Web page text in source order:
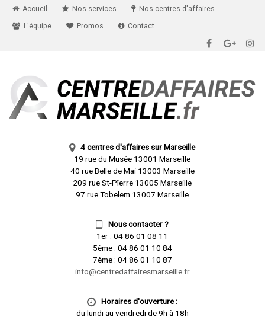
Accueil Nos services Nos centres d'affaires
L'équipe Promos Contact
4 centres d'affaires sur Marseille
19 rue du Musée 13001 Marseille
40 rue Belle de Mai 13003 Marseille
209 rue St-Pïerre 13005 Marseille
97 rue Tobelem 13007 Marseille
Nous contacter ?
1er :04 86 01 08 11
5ème : 04 86 01 10 84
7ème : 04 86 01 10 87
info@centredaffairesmarseille.fr
Horaires d'ouverture :
du lundi au vendredi de 9h à 18h